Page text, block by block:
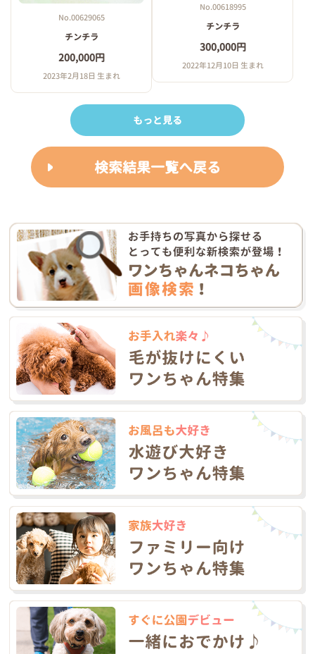
No.00629065
チンチラ
200,000円
2023年2月18日 生まれ
No.00618995
チンチラ
300,000円
2022年12月10日 生まれ
もっと見る
検索結果一覧へ戻る